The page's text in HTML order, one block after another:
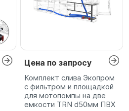
Цена по запросу
Комплект слива Экопром
с фильтром и площадкой
для мотопомпы на две
емкости TRN d50мм ПВХ